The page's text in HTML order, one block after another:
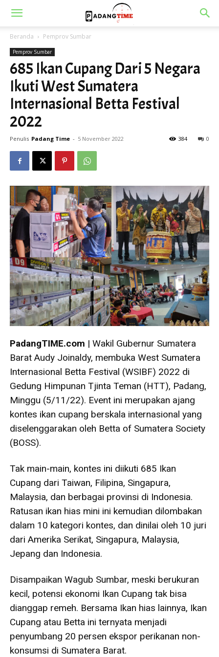
Beranda Pemprov Sumbar
Pemprov Sumbar
685 Ikan Cupang Dari 5 Negara
Ikuti West Sumatera
Internasional Betta Festival
2022
Penulis Padang Time - 5 November 2022 0
384
PadangTIME.com | Wakil Gubernur Sumatera
Barat Audy Joinaldy, membuka West Sumatera
Internasional Betta Festival (WSIBF) 2022 di
Gedung Himpunan Tjinta Teman (HTT), Padang,
Minggu (5/11/22). Event ini merupakan ajang
kontes ikan cupang berskala internasional yang
diselenggarakan oleh Betta of Sumatera Society
(BOSS).
Tak main-main, kontes ini diikuti 685 Ikan
Cupang dari Taiwan, Filipina, Singapura,
Malaysia, dan berbagai provinsi di Indonesia.
Ratusan ikan hias mini ini kemudian dilombakan
dalam 10 kategori kontes, dan dinilai oleh 10 juri
dari Amerika Serikat, Singapura, Malaysia,
Jepang dan Indonesia.
Disampaikan Wagub Sumbar, meski berukuran
kecil, potensi ekonomi Ikan Cupang tak bisa
dianggap remeh. Bersama Ikan hias lainnya, Ikan
Cupang atau Betta ini ternyata menjadi
penyumbang 20 persen ekspor perikanan non-
konsumsi di Sumatera Barat.